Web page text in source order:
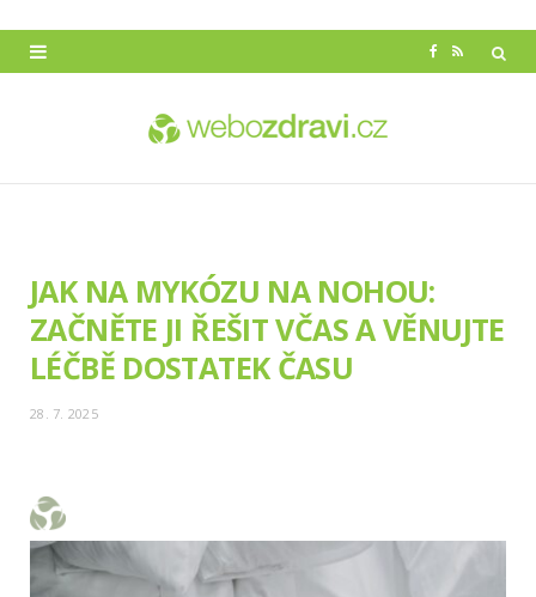
R
JAK NA MYKÓZU NA NOHOU:
ZAČNĚTE JI ŘEŠIT VČAS A VĚNUJTE
LÉČBĚ DOSTATEK ČASU
28. 7. 2025